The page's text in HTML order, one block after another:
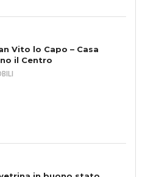
Vito lo Capo – Casa
il Centro